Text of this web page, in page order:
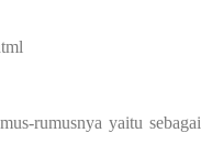
rumusnya yaitu sebagai